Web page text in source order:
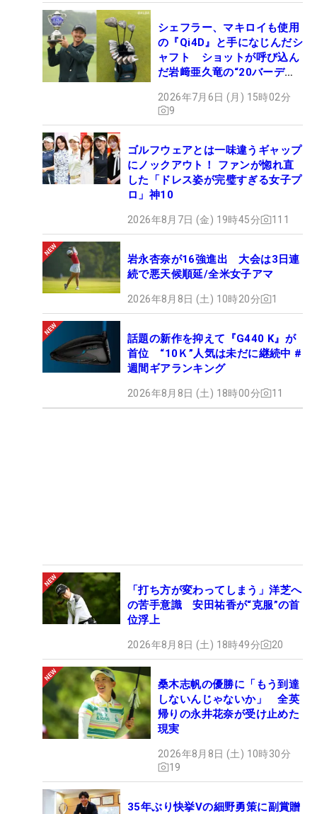
シェフラー、マキロイも使用
の『Qi4D』と手になじんだシ
ャフト ショットが呼び込ん
だ岩﨑亜久竜の“20バーデ
2026年7月6日 (月) 15時02分
9
ゴルフウェアとは一味違うギャップ
にノックアウト！ ファンが惚れ直
した「ドレス姿が完璧すぎる女子プ
ロ」神10
2026年8月7日 (金) 19時45分 111
岩永杏奈が16強進出 大会は3日連
続で悪天候順延/全米女子アマ
2026年8月8日 (土) 10時20分 1
話題の新作を抑えて『G440 K』が
首位 “10Ｋ”人気は未だに継続中 #
週間ギアランキング
2026年8月8日 (土) 18時00分 11
「打ち方が変わってしまう」洋芝へ
の苦手意識 安田祐香が“克服”の首
位浮上
2026年8月8日 (土) 18時49分 20
桑木志帆の優勝に「もう到達
しないんじゃないか」 全英
帰りの永井花奈が受け止めた
現実
2026年8月8日 (土) 10時30分
19
35年ぶり快挙Vの細野勇策に副賞贈